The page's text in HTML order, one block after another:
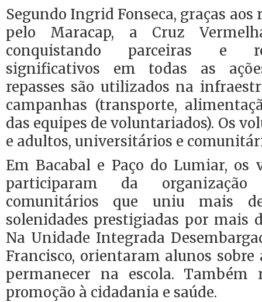
Segundo Ingrid Fonseca, graças aos
pelo Maracap, a Cruz
conquistando parceiras e
significativos em todas as
repasses são utilizados na
campanhas (transporte,
das equipes de voluntariados). Os
e adultos, universitários e
Em Bacabal e Paço do Lumiar, os
participaram da organização
comunitários que uniu mais
solenidades prestigiadas por mais
Na Unidade Integrada
Francisco, orientaram alunos sobre
permanecer na escola. Também
promoção à cidadania e saúde.